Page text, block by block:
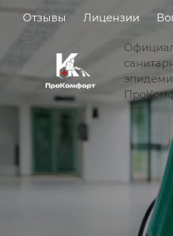
Отзывы Лицензии